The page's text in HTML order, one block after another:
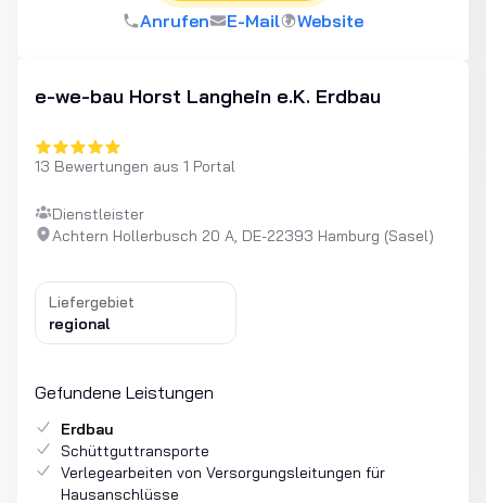
Anrufen E-Mail Website
e-we-bau Horst Langhein e.K. Erdbau
13 Bewertungen aus 1 Portal
Dienstleister
Achtern Hollerbusch 20 A, DE-22393 Hamburg (Sasel)
Liefergebiet
regional
Gefundene Leistungen
Erdbau
Schüttguttransporte
Verlegearbeiten von Versorgungsleitungen für
Hausanschlüsse